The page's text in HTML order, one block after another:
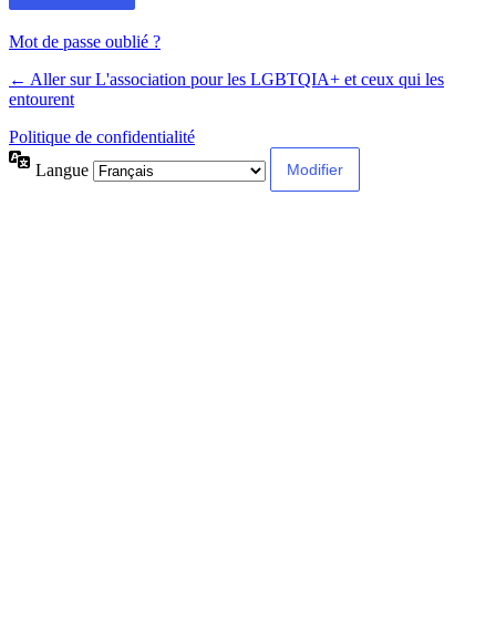
Mot de passe oublié ?
← Aller sur L'association pour les LGBTQIA+ et ceux qui les
entourent
Politique de confidentialité
Langue